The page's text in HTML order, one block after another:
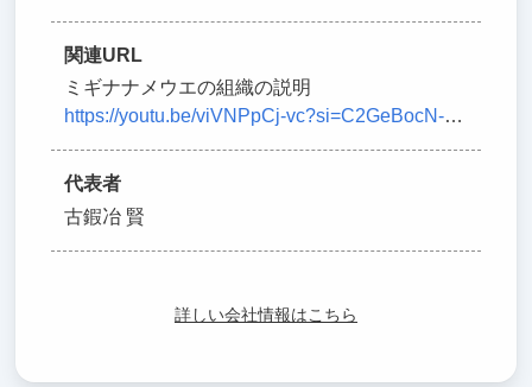
関連URL
ミギナナメウエの組織の説明
https://youtu.be/viVNPpCj-vc?si=C2GeBocN-VSRMovO
代表者
古鍜冶 賢
詳しい会社情報はこちら